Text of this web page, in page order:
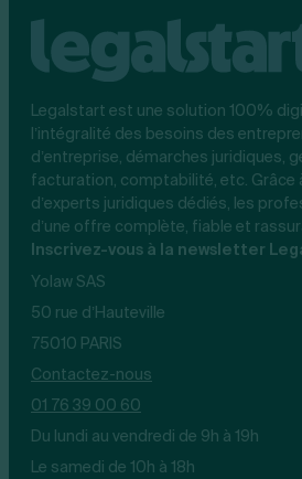
Legalstart est une solution 100%
l’intégralité des besoins des
d’entreprise, démarches juridiques,
facturation, comptabilité, etc. Grâce
d’experts juridiques dédiés, les
d’une offre complète, fiable et
Inscrivez-vous à la newsletter
Yolaw SAS
50 rue d’Hauteville
75010 PARIS
Contactez-nous
01 76 39 00 60
Du lundi au vendredi de 9h à 19h
Le samedi de 10h à 18h